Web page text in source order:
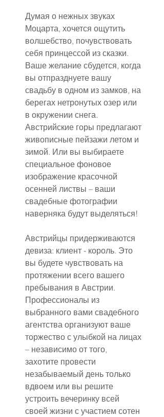
Думая о нежных звуках
Моцарта, хочется ощутить
волшебство, почувствовать
себя принцессой из сказки.
Ваше желание сбудется, когда
вы отпразднуете вашу
свадьбу в одном из замков, на
берегах нетронутых озер или
в окружении снега.
Австрийские горы предлагают
живописные пейзажи летом и
зимой. Или вы выбираете
специальное фоновое
изображение красочной
осенней листвы – ваши
свадебные фотографии
наверняка будут выделяться!
Австрийцы придерживаются
девиза: клиент - король. Это
вы будете чувствовать на
протяжении всего вашего
пребывания в Австрии.
Профессионалы из
выбранного вами свадебного
агентства организуют ваше
торжество с улыбкой на лицах
– независимо от того,
захотите провести
незабываемый день только
вдвоем или вы решите
устроить вечеринку всей
своей жизни с участием сотен